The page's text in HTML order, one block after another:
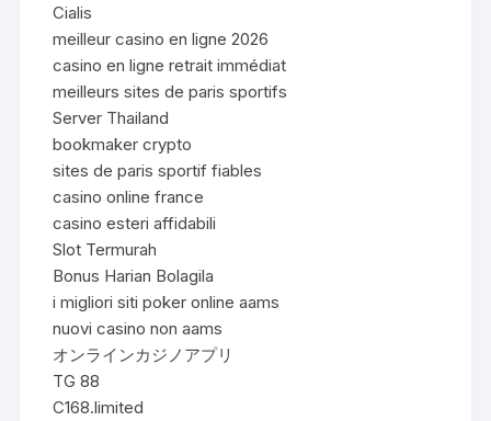
Cialis
meilleur casino en ligne 2026
casino en ligne retrait immédiat
meilleurs sites de paris sportifs
Server Thailand
bookmaker crypto
sites de paris sportif fiables
casino online france
casino esteri affidabili
Slot Termurah
Bonus Harian Bolagila
i migliori siti poker online aams
nuovi casino non aams
オンラインカジノアプリ
TG 88
C168.limited